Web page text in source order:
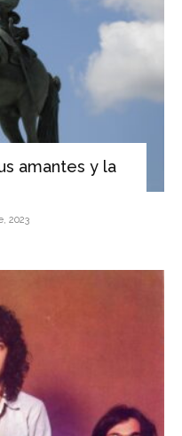
amantes y la
2023